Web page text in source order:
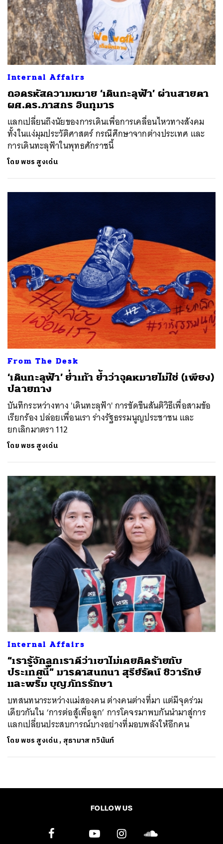
Internal Affairs
ถอดรหัสความหมาย ‘เดินทะลุฟ้า’ ผ่านสายตา
ผศ.ดร.ภาสกร อินทุมาร
แลกเปลี่ยนถึงนัยของการเดินเพื่อการเคลื่อนไหวทางสังคม
ทั้งในแง่มุมประวัติศาสตร์ กรณีศึกษาจากต่างประเทศ และ
การเดินทะลุฟ้าในพุทธศักราชนี้
โดยพชร สูงเด่น
From The Desk
‘เดินทะลุฟ้า’ ย่ำเท้า ย้ำว่าจุดหมายไม่ใช่ (เพียง)
ปลายทาง
บันทึกระหว่างทาง 'เดินทะลุฟ้า' การขัดขืนสันติวิธีเพื่อสามข้อ
เรียกร้อง ปล่อยเพื่อนเรา ร่างรัฐธรรมนูญประชาชน และ
ยกเลิกมาตรา 112
โดยพชร สูงเด่น
Internal Affairs
“เรารู้จักลูกเราดีว่าเขาไม่เคยคิดร้ายกับ
ประเทศนี้” มารดาสนทนา สุรีย์รัตน์ ชิวารักษ์
และพริ้ม บุญภัทรรักษา
บทสนทนาระหว่างแม่สองคน ต่างคนต่างที่มา แต่มีจุดร่วม
เดียวกันใน ‘การต่อสู้เพื่อลูก’ การโคจรมาพบกันนำมาสู่การ
แลกเปลี่ยนประสบการณ์บางอย่างที่มอบพลังให้อีกคน
โดยพชร สูงเด่น, สุธามาส ทวินันท์
FOLLOW US
ค้นหา